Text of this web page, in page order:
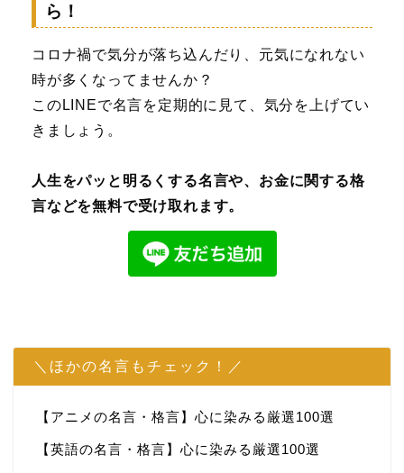
ら！
コロナ禍で気分が落ち込んだり、元気になれない
時が多くなってませんか？
このLINEで名言を定期的に見て、気分を上げてい
きましょう。
人生をパッと明るくする名言や、お金に関する格
言などを無料で受け取れます。
＼ほかの名言もチェック！／
【アニメの名言・格言】心に染みる厳選100選
【英語の名言・格言】心に染みる厳選100選